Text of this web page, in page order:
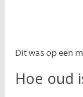
Dit was op een
Hoe oud